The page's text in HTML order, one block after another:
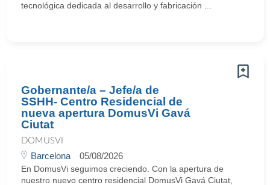
tecnológica dedicada al desarrollo y fabricación ...
Gobernante/a – Jefe/a de
SSHH- Centro Residencial de
nueva apertura DomusVi Gavá
Ciutat
DOMUSVI
Barcelona 05/08/2026
En DomusVi seguimos creciendo. Con la apertura de
nuestro nuevo centro residencial DomusVi Gavá Ciutat,